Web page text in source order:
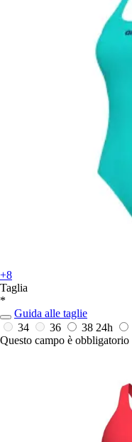
+8
Taglia
*
Guida alle taglie
34
36 38 24h
Questo campo è obbligatorio